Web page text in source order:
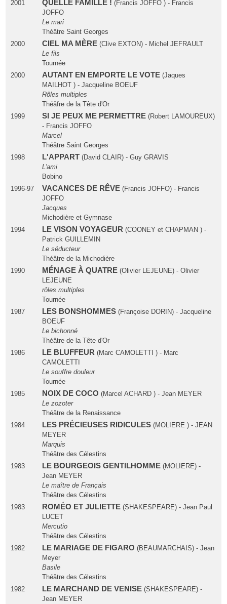
2001
QUELLE FAMILLE ! (Francis JOFFO ) - Francis
JOFFO
Le mari
Théâtre Saint Georges
2000
CIEL MA MÈRE (Clive EXTON) - Michel JEFRAULT
Le fils
Tournée
2000
AUTANT EN EMPORTE LE VOTE (Jaques
MAILHOT ) - Jacqueline BOEUF
Rôles multiples
Théâfre de la Tête d'Or
1999
SI JE PEUX ME PERMETTRE (Robert LAMOUREUX)
- Francis JOFFO
Marcel
Théâtre Saint Georges
1998
L'APPART (David CLAIR) - Guy GRAVIS
L'ami
Bobino
1996-97
VACANCES DE RÊVE (Francis JOFFO) - Francis
JOFFO
Jacques
Michodière et Gymnase
1994
LE VISON VOYAGEUR (COONEY et CHAPMAN ) -
Patrick GUILLEMIN
Le séducteur
Théâtre de la Michodière
1990
MÉNAGE À QUATRE (Olivier LEJEUNE) - Olivier
LEJEUNE
rôles multiples
Tournée
1987
LES BONSHOMMES (Françoise DORIN) - Jacqueline
BOEUF
Le bichonné
Théâtre de la Tête d'Or
1986
LE BLUFFEUR (Marc CAMOLETTI ) - Marc
CAMOLETTI
Le souffre douleur
Tournée
1985
NOIX DE COCO (Marcel ACHARD ) - Jean MEYER
Le zozoter
Théâtre de la Renaissance
1984
LES PRÉCIEUSES RIDICULES (MOLIERE ) - JEAN
MEYER
Marquis
Théâtre des Célestins
1983
LE BOURGEOIS GENTILHOMME (MOLIERE) -
Jean MEYER
Le maître de Français
Théâtre des Célestins
1983
ROMÉO ET JULIETTE (SHAKESPEARE) - Jean Paul
LUCET
Mercutio
Théâtre des Célestins
1982
LE MARIAGE DE FIGARO (BEAUMARCHAIS) - Jean
Meyer
Basile
Théâtre des Célestins
1982
LE MARCHAND DE VENISE (SHAKESPEARE) -
Jean MEYER